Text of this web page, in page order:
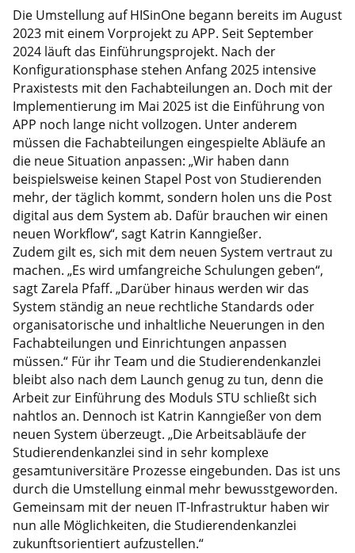
Die Umstellung auf HISinOne begann bereits im August
2023 mit einem Vorprojekt zu APP. Seit September
2024 läuft das Einführungsprojekt. Nach der
Konfigurationsphase stehen Anfang 2025 intensive
Praxistests mit den Fachabteilungen an. Doch mit der
Implementierung im Mai 2025 ist die Einführung von
APP noch lange nicht vollzogen. Unter anderem
müssen die Fachabteilungen eingespielte Abläufe an
die neue Situation anpassen: „Wir haben dann
beispielsweise keinen Stapel Post von Studierenden
mehr, der täglich kommt, sondern holen uns die Post
digital aus dem System ab. Dafür brauchen wir einen
neuen Workflow“, sagt Katrin Kanngießer.
Zudem gilt es, sich mit dem neuen System vertraut zu
machen. „Es wird umfangreiche Schulungen geben“,
sagt Zarela Pfaff. „Darüber hinaus werden wir das
System ständig an neue rechtliche Standards oder
organisatorische und inhaltliche Neuerungen in den
Fachabteilungen und Einrichtungen anpassen
müssen.“ Für ihr Team und die Studierendenkanzlei
bleibt also nach dem Launch genug zu tun, denn die
Arbeit zur Einführung des Moduls STU schließt sich
nahtlos an. Dennoch ist Katrin Kanngießer von dem
neuen System überzeugt. „Die Arbeitsabläufe der
Studierendenkanzlei sind in sehr komplexe
gesamtuniversitäre Prozesse eingebunden. Das ist uns
durch die Umstellung einmal mehr bewusstgeworden.
Gemeinsam mit der neuen IT-Infrastruktur haben wir
nun alle Möglichkeiten, die Studierendenkanzlei
zukunftsorientiert aufzustellen.“